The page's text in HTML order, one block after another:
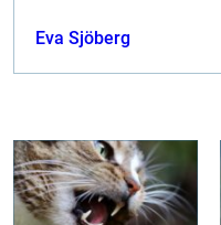
Eva Sjöberg